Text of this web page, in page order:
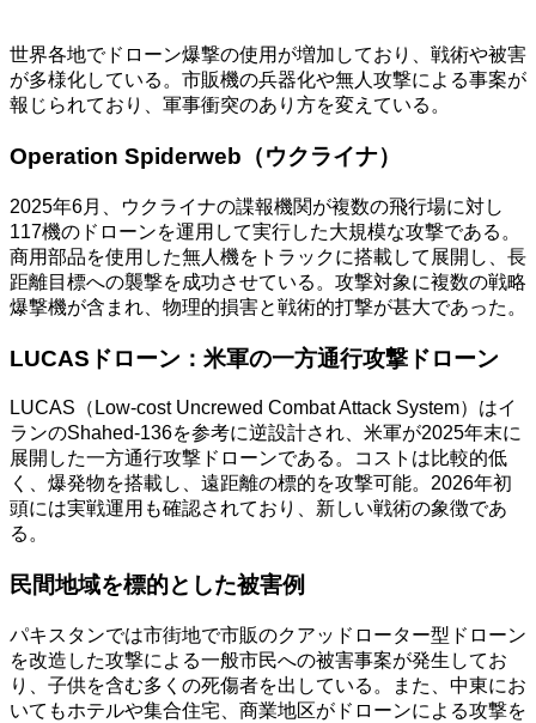
世界各地でドローン爆撃の使用が増加しており、戦術や被害
が多様化している。市販機の兵器化や無人攻撃による事案が
報じられており、軍事衝突のあり方を変えている。
Operation Spiderweb（ウクライナ）
2025年6月、ウクライナの諜報機関が複数の飛行場に対し
117機のドローンを運用して実行した大規模な攻撃である。
商用部品を使用した無人機をトラックに搭載して展開し、長
距離目標への襲撃を成功させている。攻撃対象に複数の戦略
爆撃機が含まれ、物理的損害と戦術的打撃が甚大であった。
LUCASドローン：米軍の一方通行攻撃ドローン
LUCAS（Low-cost Uncrewed Combat Attack System）はイ
ランのShahed-136を参考に逆設計され、米軍が2025年末に
展開した一方通行攻撃ドローンである。コストは比較的低
く、爆発物を搭載し、遠距離の標的を攻撃可能。2026年初
頭には実戦運用も確認されており、新しい戦術の象徴であ
る。
民間地域を標的とした被害例
パキスタンでは市街地で市販のクアッドローター型ドローン
を改造した攻撃による一般市民への被害事案が発生してお
り、子供を含む多くの死傷者を出している。また、中東にお
いてもホテルや集合住宅、商業地区がドローンによる攻撃を